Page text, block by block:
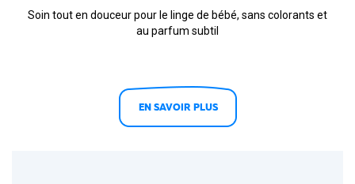
Soin tout en douceur pour le linge de bébé, sans colorants et
au parfum subtil
EN SAVOIR PLUS